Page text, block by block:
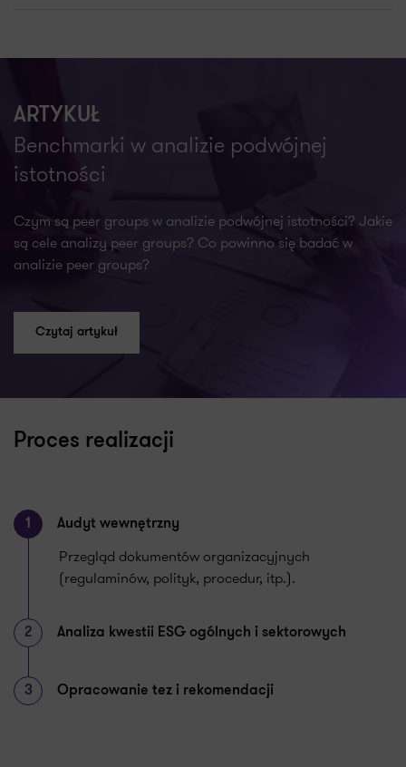
ARTYKUŁ
Benchmarki w analizie podwójnej
istotności
Czym są peer groups w analizie podwójnej istotności? Jakie
są cele analizy peer groups? Co powinno się badać w
analizie peer groups?
Czytaj artykuł
Proces realizacji
1 Audyt wewnętrzny
Przegląd dokumentów organizacyjnych
(regulaminów, polityk, procedur, itp.).
2 Analiza kwestii ESG ogólnych i sektorowych
3 Opracowanie tez i rekomendacji